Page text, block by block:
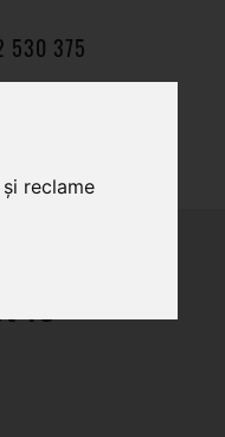
reclame
530 375
18